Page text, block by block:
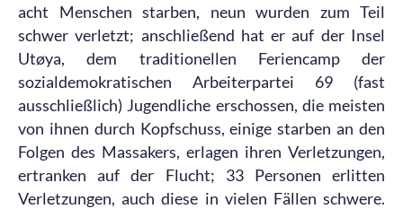
acht Menschen starben, neun wurden zum Teil
schwer verletzt; anschließend hat er auf der Insel
Utøya, dem traditionellen Feriencamp der
sozialdemokratischen Arbeiterpartei 69 (fast
ausschließlich) Jugendliche erschossen, die meisten
von ihnen durch Kopfschuss, einige starben an den
Folgen des Massakers, erlagen ihren Verletzungen,
ertranken auf der Flucht; 33 Personen erlitten
Verletzungen, auch diese in vielen Fällen schwere.